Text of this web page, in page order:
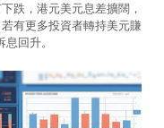
跌，港元美元息差擴闊，
有更多投資者轉持美元賺
回升。